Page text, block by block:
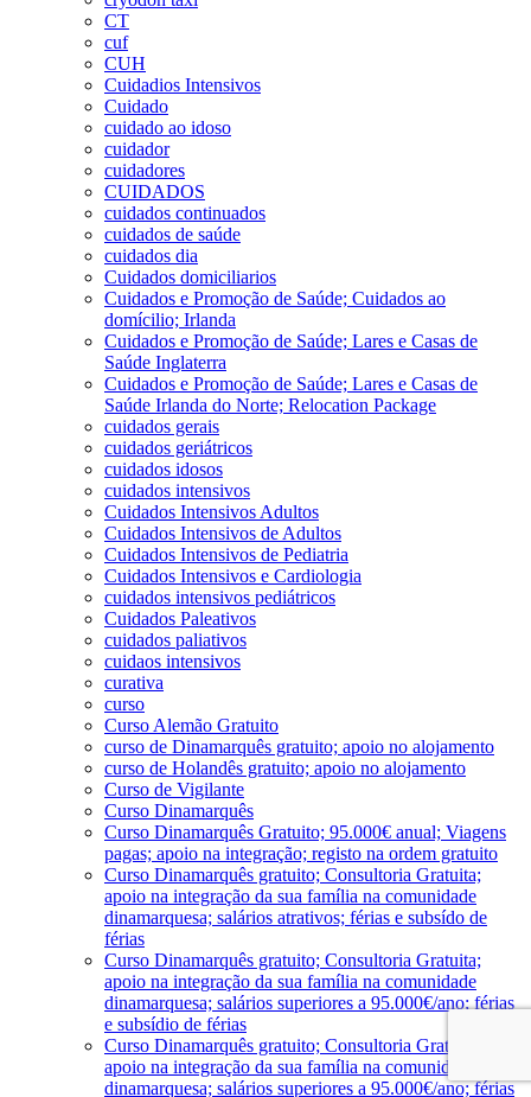
CT
cuf
CUH
Cuidadios Intensivos
Cuidado
cuidado ao idoso
cuidador
cuidadores
CUIDADOS
cuidados continuados
cuidados de saúde
cuidados dia
Cuidados domiciliarios
Cuidados e Promoção de Saúde; Cuidados ao
domícilio; Irlanda
Cuidados e Promoção de Saúde; Lares e Casas de
Saúde Inglaterra
Cuidados e Promoção de Saúde; Lares e Casas de
Saúde Irlanda do Norte; Relocation Package
cuidados gerais
cuidados geriátricos
cuidados idosos
cuidados intensivos
Cuidados Intensivos Adultos
Cuidados Intensivos de Adultos
Cuidados Intensivos de Pediatria
Cuidados Intensivos e Cardiologia
cuidados intensivos pediátricos
Cuidados Paleativos
cuidados paliativos
cuidaos intensivos
curativa
curso
Curso Alemão Gratuito
curso de Dinamarquês gratuito; apoio no alojamento
curso de Holandês gratuito; apoio no alojamento
Curso de Vigilante
Curso Dinamarquês
Curso Dinamarquês Gratuito; 95.000€ anual; Viagens
pagas; apoio na integração; registo na ordem gratuito
Curso Dinamarquês gratuito; Consultoria Gratuita;
apoio na integração da sua família na comunidade
dinamarquesa; salários atrativos; férias e subsído de
férias
Curso Dinamarquês gratuito; Consultoria Gratuita;
apoio na integração da sua família na comunidade
dinamarquesa; salários superiores a 95.000€/ano; férias
e subsídio de férias
Curso Dinamarquês gratuito; Consultoria Gratuita;
apoio na integração da sua família na comunidade
dinamarquesa; salários superiores a 95.000€/ano; férias